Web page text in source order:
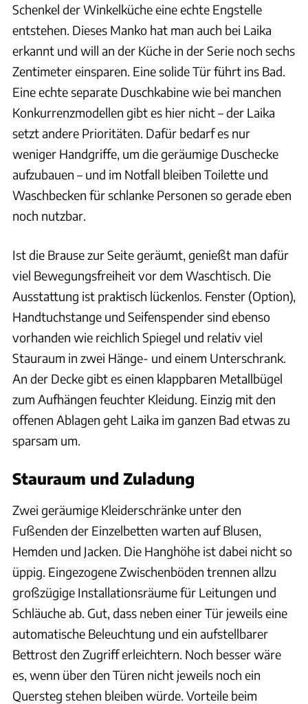
Schenkel der Winkelküche eine echte Engstelle
entstehen. Dieses Manko hat man auch bei Laika
erkannt und will an der Küche in der Serie noch sechs
Zentimeter einsparen. Eine solide Tür führt ins Bad.
Eine echte separate Duschkabine wie bei manchen
Konkurrenzmodellen gibt es hier nicht – der Laika
setzt andere Prioritäten. Dafür bedarf es nur
weniger Handgriffe, um die geräumige Duschecke
aufzubauen – und im Notfall bleiben Toilette und
Waschbecken für schlanke Personen so gerade eben
noch nutzbar.
Ist die Brause zur Seite geräumt, genießt man dafür
viel Bewegungsfreiheit vor dem Waschtisch. Die
Ausstattung ist praktisch lückenlos. Fenster (Option),
Handtuchstange und Seifenspender sind ebenso
vorhanden wie reichlich Spiegel und relativ viel
Stauraum in zwei Hänge- und einem Unterschrank.
An der Decke gibt es einen klappbaren Metallbügel
zum Aufhängen feuchter Kleidung. Einzig mit den
offenen Ablagen geht Laika im ganzen Bad etwas zu
sparsam um.
Stauraum und Zuladung
Zwei geräumige Kleiderschränke unter den
Fußenden der Einzelbetten warten auf Blusen,
Hemden und Jacken. Die Hanghöhe ist dabei nicht so
üppig. Eingezogene Zwischenböden trennen allzu
großzügige Installationsräume für Leitungen und
Schläuche ab. Gut, dass neben einer Tür jeweils eine
automatische Beleuchtung und ein aufstellbarer
Bettrost den Zugriff erleichtern. Noch besser wäre
es, wenn über den Türen nicht jeweils noch ein
Quersteg stehen bleiben würde. Vorteile beim